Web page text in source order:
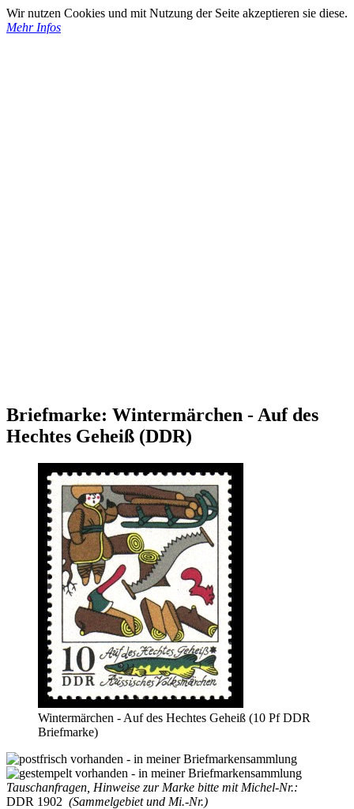
Wir nutzen Cookies und mit Nutzung der Seite akzeptieren sie diese.
Mehr Infos
Briefmarke: Wintermärchen - Auf des
Hechtes Geheiß (DDR)
Wintermärchen - Auf des Hechtes Geheiß (10 Pf DDR
Briefmarke)
Tauschanfragen, Hinweise zur Marke bitte mit Michel-Nr.:
DDR 1902 (Sammelgebiet und Mi.-Nr.)